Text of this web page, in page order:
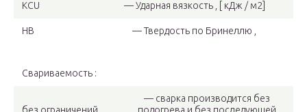
KCU — Ударная вязкость , [ кДж / м2]
HB — Твердость по Бринеллю ,
Свариваемость :
— сварка производится без